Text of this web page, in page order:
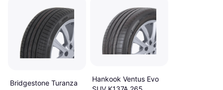
Bridgestone Turanza
Hankook Ventus Evo